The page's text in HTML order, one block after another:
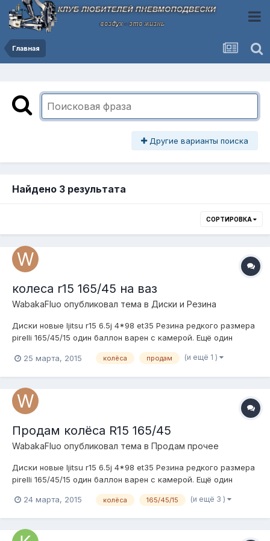
Главная
Другие варианты поиска
Найдено 3 результата
СОРТИРОВКА
колеса r15 165/45 на ваз
WabakaFluo опубликовал тема в Диски и Резина
Диски новые Ijitsu r15 6.5j 4*98 et35 Резина редкого размера
pirelli 165/45/15 один баллон варен с камерой. Ещё один
придачу подарю 16 новых болтов для этого литья. Цена
25 марта, 2015 колёса продам (и ещё 1 )
Продам колёса R15 165/45
WabakaFluo опубликовал тема в Продам прочее
Диски новые Ijitsu r15 6.5j 4*98 et35 Резина редкого размера
pirelli 165/45/15 один баллон варен с камерой. Ещё один
придачу подарю 16 новых болтов для этого литья. Цена
24 марта, 2015 колёса 165/45/15 (и ещё 3 )